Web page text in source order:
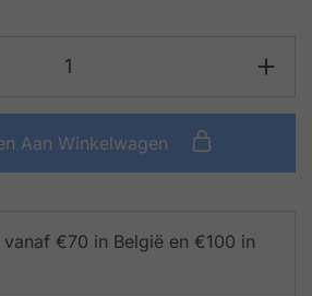
Aan Winkelwagen
€70 in België en €100 in